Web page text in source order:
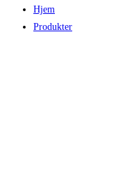
Hjem
Produkter